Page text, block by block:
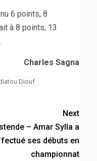
6 points, 8
à 8 points, 13
Charles Sagna
Diouf
Next
– Amar Sylla a
ses débuts en
championnat